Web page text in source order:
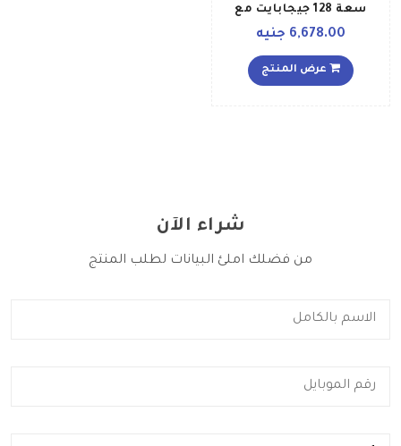
سعة 128 جيجابايت مع
تطبيق فيس تايم ويدعم
6,678.00 جنيه
عرض المنتج
شراء الآن
من فضلك املئ البيانات لطلب المنتج